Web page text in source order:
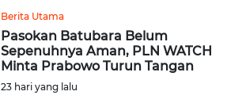
Berita Utama
Pasokan Batubara Belum
Sepenuhnya Aman, PLN WATCH
Minta Prabowo Turun Tangan
23 hari yang lalu